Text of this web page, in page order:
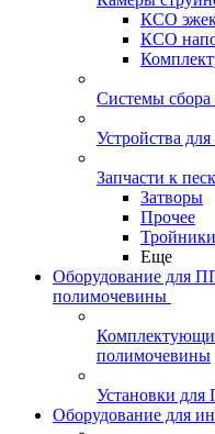
КСО
КСО
Системы сбора
Устройства
Запчасти к
Затворы
Прочее
Тройники
Еще
Оборудование для
полимочевины
полимочевины
Установки
Оборудование для